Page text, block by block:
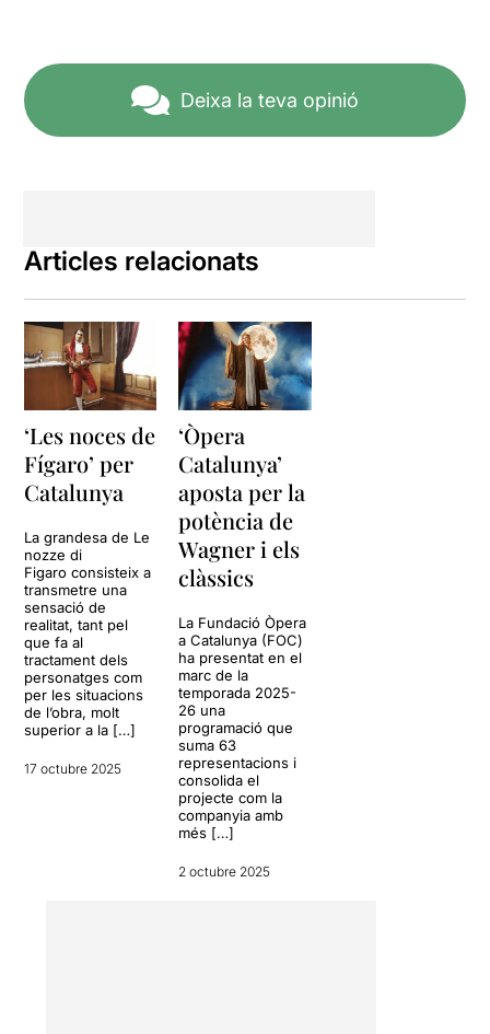
Deixa la teva opinió
Articles relacionats
‘Les noces de
Fígaro’ per
Catalunya
La grandesa de Le
nozze di
Figaro consisteix a
transmetre una
sensació de
realitat, tant pel
que fa al
tractament dels
personatges com
per les situacions
de l’obra, molt
superior a la […]
17 octubre 2025
‘Òpera
Catalunya’
aposta per la
potència de
Wagner i els
clàssics
La Fundació Òpera
a Catalunya (FOC)
ha presentat en el
marc de la
temporada 2025-
26 una
programació que
suma 63
representacions i
consolida el
projecte com la
companyia amb
més […]
2 octubre 2025